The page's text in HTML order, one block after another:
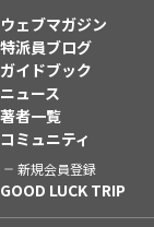
ウェブマガジン
特派員ブログ
ガイドブック
ニュース
著者一覧
コミュニティ
新規会員登録
GOOD LUCK TRIP